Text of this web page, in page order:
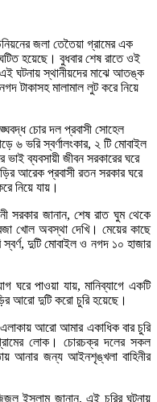
জলা তেতৈয়া গ্রামের এক
হয়েছে। বুধবার শেষ রাতে ওই
এই ঘটনায় স্থানীয়দের মাঝে আতঙ্ক
টাকাসহ মালামাল লুট করে নিয়ে
চোর দল প্রবাসী সোহেল
৬ ভরি স্বর্ণালংকার, ২ টি মোবাইল
ব্যবসায়ী জীবন সরকারের ঘরে
আরেক প্রবাসী রতন সরকার ঘরে
নিয়ে যায়।
সরকার জানান, শেষ রাত ঘুম থেকে
খোল অবস্থা দেখি। মেয়ের কাছে
স্বর্ণ, দুটি মোবাইল ও নগদ ১০ হাজার
ঘরে পাওয়া যায়, মানিব্যাগে একটি
আরো দুটি করো চুরি হয়েছে।
আরো আমার একাধিক বার চুরি
লোক। চোরচক্র দলের সকল
আনার জন্য আইনশৃঙ্খলা বাহিনীর
ইসলাম জানান, এই চুরির ঘটনায়